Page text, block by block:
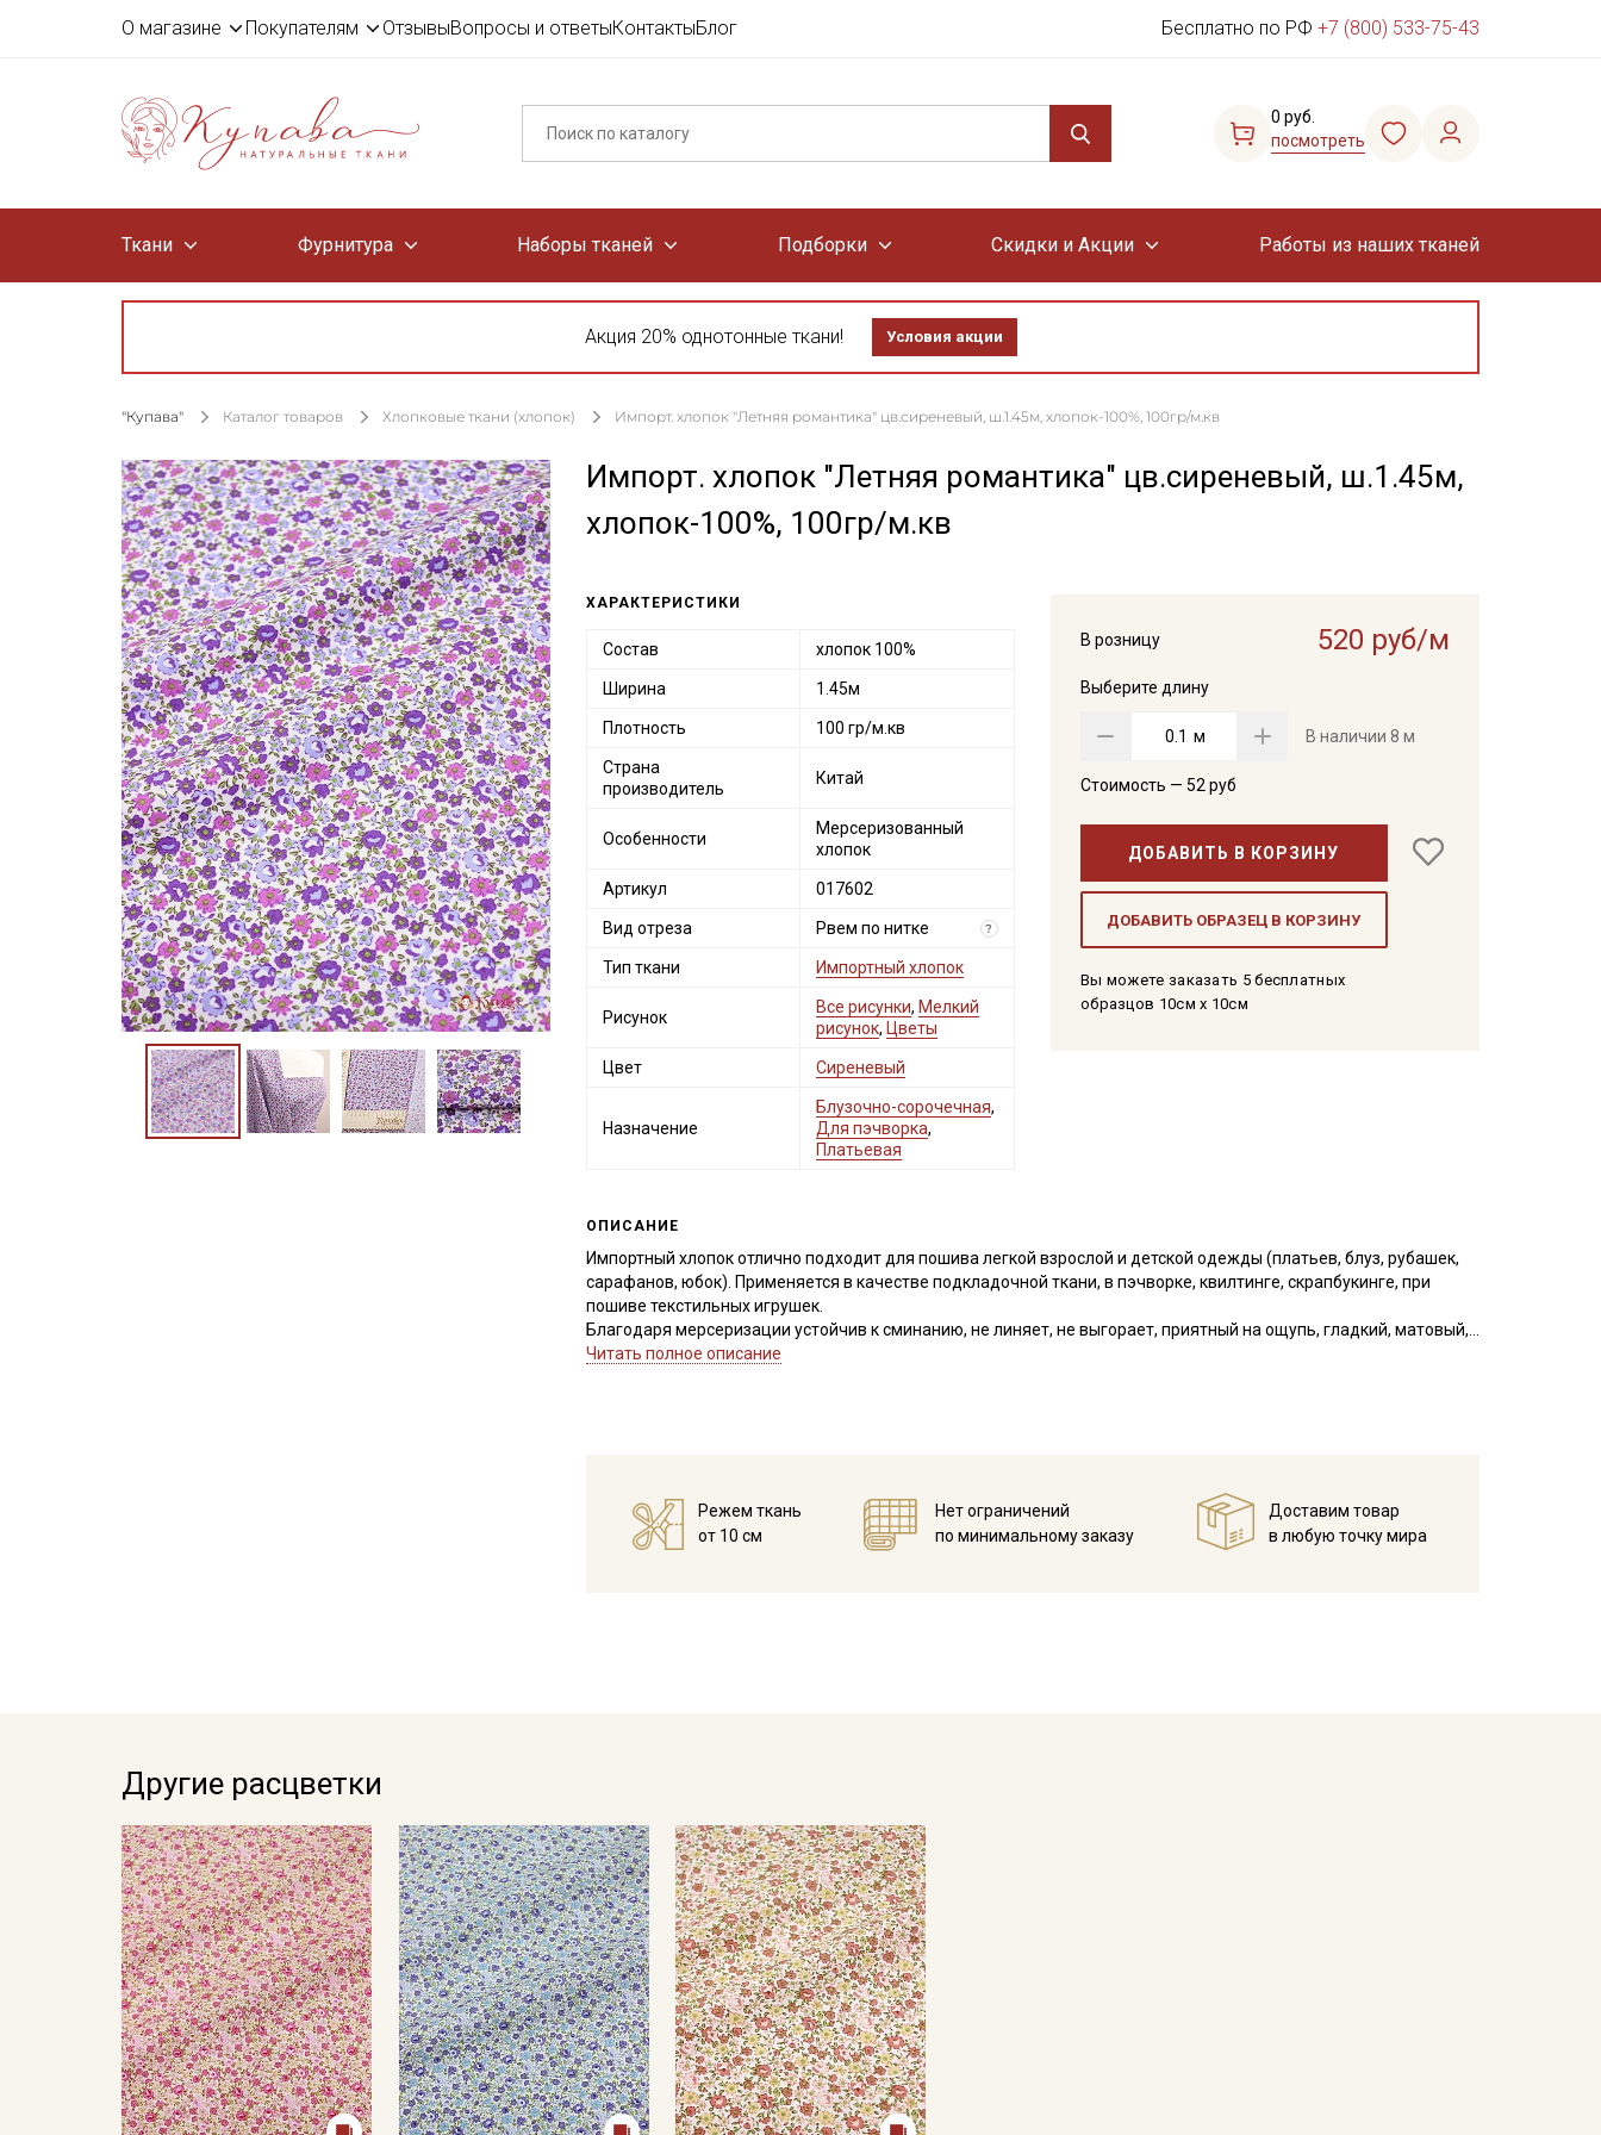
О магазине Покупателям ОтзывыВопросы и ответыКонтактыБлог Бесплатно по РФ +7 (800) 533-75-43
0 руб.
посмотреть
Ткани Фурнитура Наборы тканей Подборки Скидки и Акции Работы из наших тканей
Акция 20% однотонные ткани! Условия акции
"Купава" Каталог товаров Хлопковые ткани (хлопок) Импорт. хлопок "Летняя романтика" цв.сиреневый, ш.1.45м, хлопок-100%, 100гр/м.кв
Импорт. хлопок "Летняя романтика" цв.сиреневый, ш.1.45м,
хлопок-100%, 100гр/м.кв
В розницу 520 руб/м
Выберите длину
м В наличии 8 м
Стоимость — 52 руб
ДОБАВИТЬ В КОРЗИНУ
ДОБАВИТЬ ОБРАЗЕЦ В КОРЗИНУ
Вы можете заказать 5 бесплатных
образцов 10см x 10см
ХАРАКТЕРИСТИКИ
Состав хлопок 100%
Ширина 1.45м
Плотность 100 гр/м.кв
Страна
производитель
Китай
Особенности
Мерсеризованный
хлопок
Артикул 017602
Вид отреза Рвем по нитке ?
Тип ткани Импортный хлопок
Рисунок
Все рисунки, Мелкий
рисунок, Цветы
Цвет Сиреневый
Назначение
Блузочно-сорочечная,
Для пэчворка,
Платьевая
ОПИСАНИЕ
Импортный хлопок отлично подходит для пошива легкой взрослой и детской одежды (платьев, блуз, рубашек,
сарафанов, юбок). Применяется в качестве подкладочной ткани, в пэчворке, квилтинге, скрапбукинге, при
пошиве текстильных игрушек.
Благодаря мерсеризации устойчив к сминанию, не линяет, не выгорает, приятный на ощупь, гладкий, матовый,
шелковистый, край не осыпается, удобен в пошиве даже для начинающих.
- сушить в подвешенном и расправленном состоянии
- гладить с изнаночной стороны.
Цветопередача (тон) может отличаться от оригинального цвета ткани в зависимости от настроек вашего
Читать полное описание
Режем ткань
от 10 см
Нет ограничений
по минимальному заказу
Доставим товар
в любую точку мира
Другие расцветки